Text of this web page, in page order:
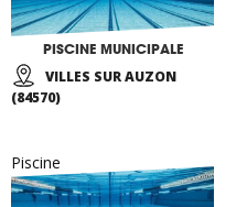
PISCINE MUNICIPALE
VILLES SUR AUZON
(84570)
Piscine